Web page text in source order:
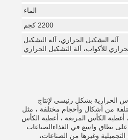
الماء
2200 كجم
آلة التشكيل الحراري، آلة التشكيل
للأكواب، آلة التشكيل الحراري
الحرارية بشكل رئيسي لإنتاج
من أشكال وأحجام مختلفة ، مثل
أغطية الكأس المربعة ، أغطية الكأس
نطاق واسع في الغذاءالصناعات
وغيرها من الصناعات،